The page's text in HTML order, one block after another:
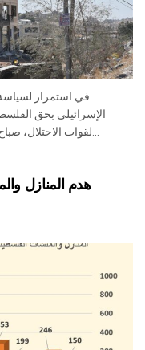
في استمرار لسياسة
الإسرائيلي بحق
لقوات الاحتلال، صباح اليوم الأربعاء 6 آب 2025، عملية هدم واسعة...
هدم المنازل